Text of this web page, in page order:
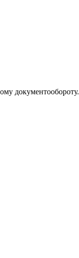
документообороту.